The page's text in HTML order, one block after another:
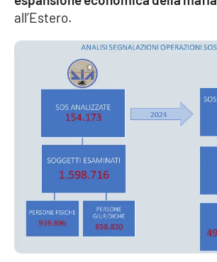
Sanità
Sport
RUBRICHE
Good Morning Vietnam
Parchi Marini Calabria
Leggendo Alvaro insieme
all’Estero.